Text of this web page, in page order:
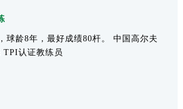
球龄8年，最好成绩80杆。 中国高尔夫
TPI认证教练员